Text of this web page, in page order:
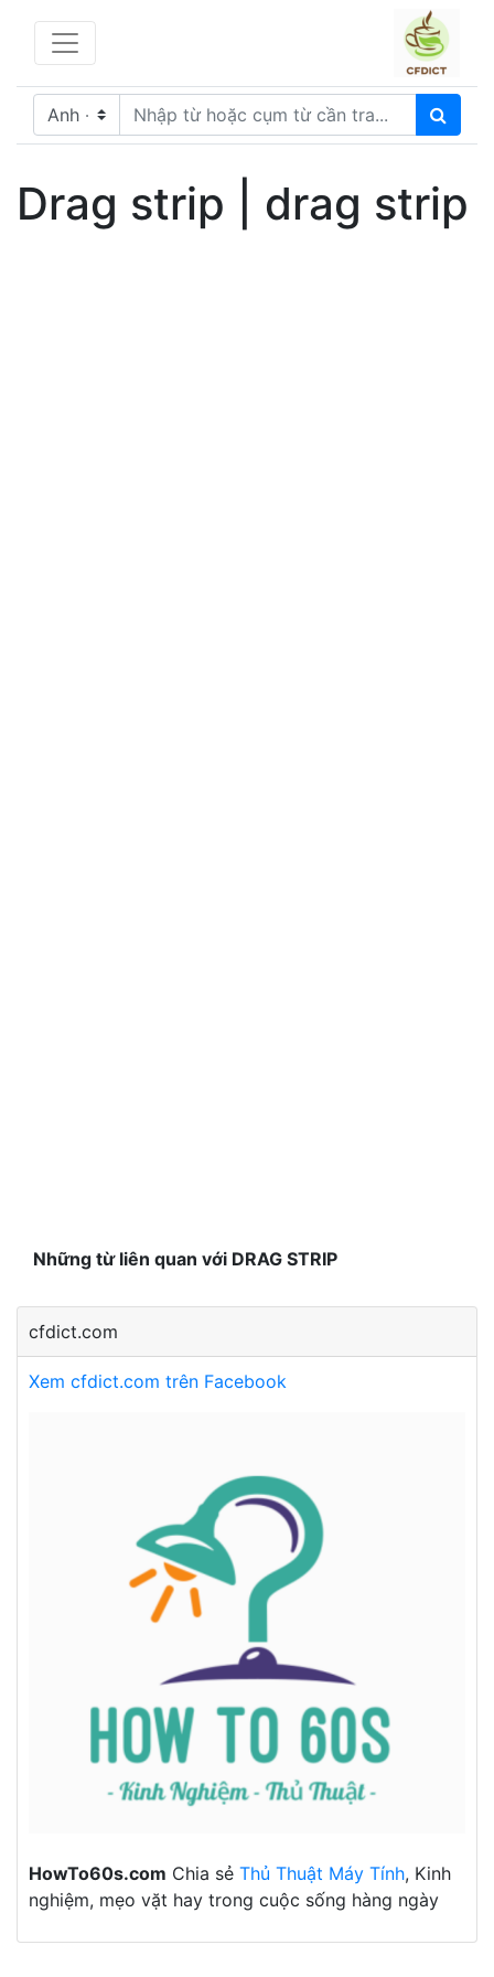
Drag strip | drag strip
Những từ liên quan với DRAG STRIP
cfdict.com
Xem cfdict.com trên Facebook
HowTo60s.com Chia sẻ Thủ Thuật Máy Tính, Kinh
nghiệm, mẹo vặt hay trong cuộc sống hàng ngày